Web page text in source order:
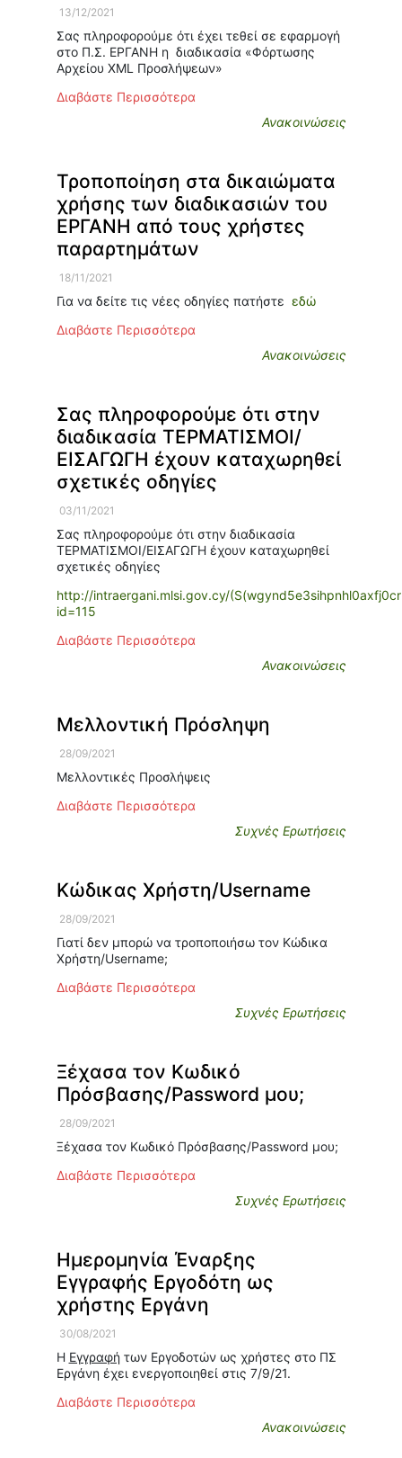
13/12/2021
Σας πληροφορούμε ότι έχει τεθεί σε εφαρμογή
στο Π.Σ. ΕΡΓΑΝΗ η διαδικασία «Φόρτωσης
Αρχείου XML Προσλήψεων»
Διαβάστε Περισσότερα
Ανακοινώσεις
Τροποποίηση στα δικαιώματα
χρήσης των διαδικασιών του
ΕΡΓΑΝΗ από τους χρήστες
παραρτημάτων
18/11/2021
Για να δείτε τις νέες οδηγίες πατήστε εδώ
Διαβάστε Περισσότερα
Ανακοινώσεις
Σας πληροφορούμε ότι στην
διαδικασία ΤΕΡΜΑΤΙΣΜΟΙ/
ΕΙΣΑΓΩΓΗ έχουν καταχωρηθεί
σχετικές οδηγίες
03/11/2021
Σας πληροφορούμε ότι στην διαδικασία
ΤΕΡΜΑΤΙΣΜΟΙ/ΕΙΣΑΓΩΓΗ έχουν καταχωρηθεί
σχετικές οδηγίες
http://intraergani.mlsi.gov.cy/
id=115
Διαβάστε Περισσότερα
Ανακοινώσεις
Μελλοντική Πρόσληψη
28/09/2021
Μελλοντικές Προσλήψεις
Διαβάστε Περισσότερα
Συχνές Ερωτήσεις
Κώδικας Χρήστη/Username
28/09/2021
Γιατί δεν μπορώ να τροποποιήσω τον Κώδικα
Χρήστη/Username;
Διαβάστε Περισσότερα
Συχνές Ερωτήσεις
Ξέχασα τον Κωδικό
Πρόσβασης/Password μου;
28/09/2021
Ξέχασα τον Κωδικό Πρόσβασης/Password μου;
Διαβάστε Περισσότερα
Συχνές Ερωτήσεις
Ημερομηνία Έναρξης
Εγγραφής Εργοδότη ως
χρήστης Εργάνη
30/08/2021
Η Εγγραφήτων Εργοδοτών ως χρήστες στο ΠΣ
Εργάνη έχει ενεργοποιηθεί στις 7/9/21.
Διαβάστε Περισσότερα
Ανακοινώσεις